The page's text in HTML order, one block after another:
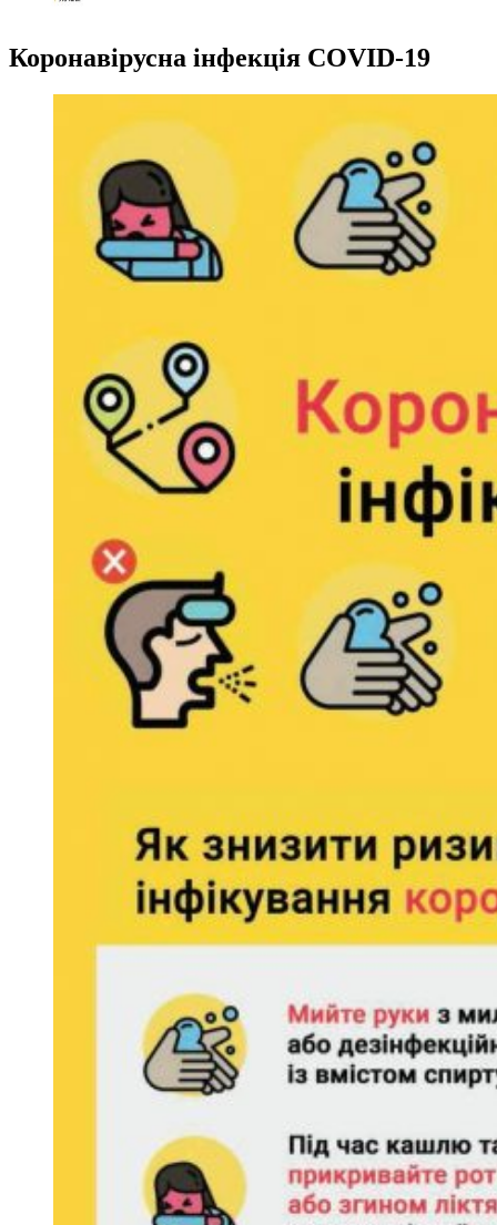
Коронавірусна інфекція COVID-19